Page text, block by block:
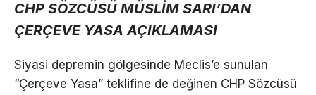
CHP SÖZCÜSÜ MÜSLİM SARI’DAN
ÇERÇEVE YASA AÇIKLAMASI
Siyasi depremin gölgesinde Meclis’e sunulan
“Çerçeve Yasa” teklifine de değinen CHP Sözcüsü